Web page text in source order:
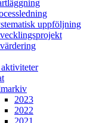
uppföljning
2023
2022
2021